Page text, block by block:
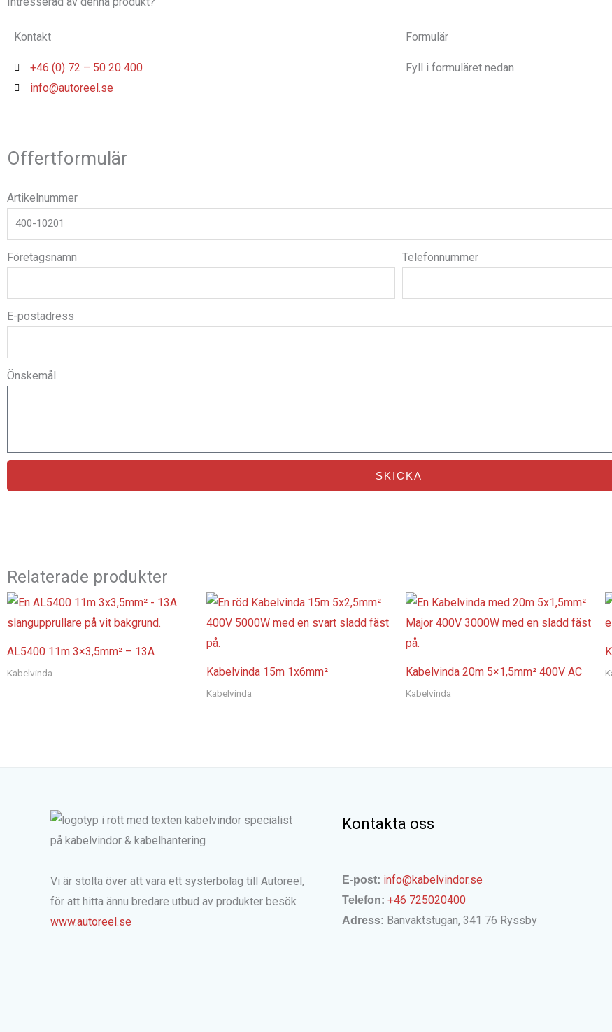
Kontakt
+46 (0) 72 – 50 20 400
info@autoreel.se
Formulär
Fyll i formuläret nedan
Offertformulär
Artikelnummer
Företagsnamn Telefonnummer
E-postadress
Önskemål
SKICKA
Relaterade produkter
AL5400 11m 3×3,5mm² – 13A
Kabelvinda Kabelvinda 15m 1x6mm²
Kabelvinda
Kabelvinda 20m 5×1,5mm² 400V AC
Kabelvinda
Vi är stolta över att vara ett systerbolag till Autoreel,
för att hitta ännu bredare utbud av produkter besök
www.autoreel.se
Kontakta oss
E-post: info@kabelvindor.se
Telefon: +46 725020400
Adress: Banvaktstugan, 341 76 Ryssby